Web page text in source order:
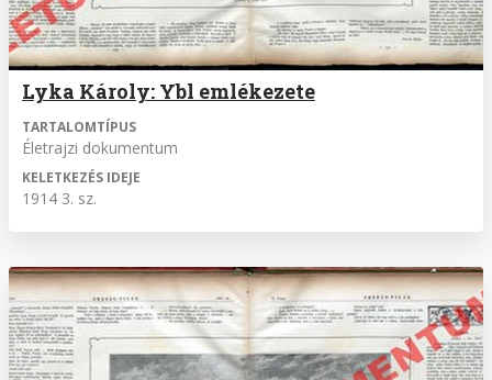
Lyka Károly: Ybl emlékezete
TARTALOMTÍPUS
Életrajzi dokumentum
KELETKEZÉS IDEJE
1914 3. sz.